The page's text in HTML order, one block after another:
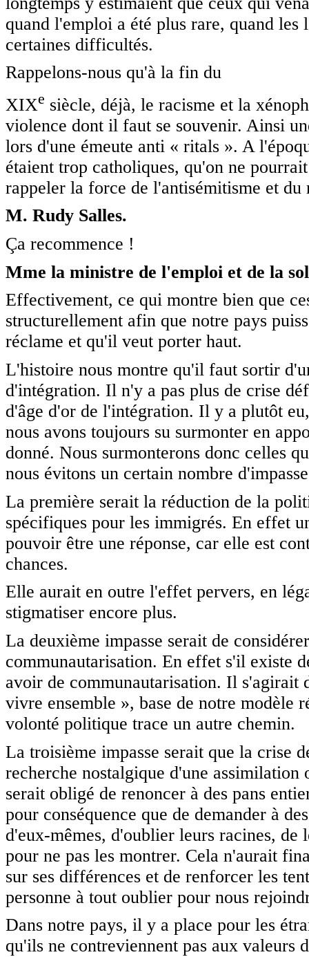
quand l'emploi a été plus rare, quand les
certaines difficultés.
Rappelons-nous qu'à la fin du
XIXe siècle, déjà, le racisme et la
violence dont il faut se souvenir. Ainsi
lors d'une émeute anti « ritals ». A
étaient trop catholiques, qu'on ne
rappeler la force de l'antisémitisme et du
M. Rudy Salles.
Ça recommence !
Mme la ministre de l'emploi et de la
Effectivement, ce qui montre bien que
structurellement afin que notre pays
réclame et qu'il veut porter haut.
L'histoire nous montre qu'il faut sortir
d'intégration. Il n'y a pas plus de crise
d'âge d'or de l'intégration. Il y a plutôt
nous avons toujours su surmonter en
donné. Nous surmonterons donc celles
nous évitons un certain nombre
La première serait la réduction de la
spécifiques pour les immigrés. En effet
pouvoir être une réponse, car elle est
chances.
Elle aurait en outre l'effet pervers, en
stigmatiser encore plus.
La deuxième impasse serait de
communautarisation. En effet s'il existe
avoir de communautarisation. Il s'agirait
vivre ensemble », base de notre modèle
volonté politique trace un autre chemin.
La troisième impasse serait que la crise
recherche nostalgique d'une
serait obligé de renoncer à des pans
pour conséquence que de demander à
d'eux-mêmes, d'oublier leurs racines,
pour ne pas les montrer. Cela n'aurait
sur ses différences et de renforcer les
personne à tout oublier pour nous
Dans notre pays, il y a place pour les
qu'ils ne contreviennent pas aux valeurs